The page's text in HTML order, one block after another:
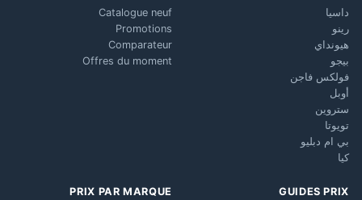
داسيا
رينو
هيونداي
بيجو
فولكس فاجن
أوبل
ستروين
تويوتا
بي ام دبليو
كيا
Catalogue neuf
Promotions
Comparateur
Offres du moment
GUIDES PRIX
PRIX PAR MARQUE